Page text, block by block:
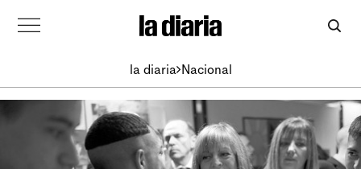
la diaria Nacional